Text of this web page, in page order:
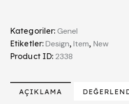
Kategoriler:Genel
Etiketler:Design,Item, New
Product ID: 2338
AÇIKLAMA